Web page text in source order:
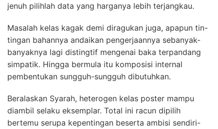
jenuh pilihlah data yang harganya lebih terjangkau.
Masalah kelas kagak demi diragukan juga, apapun tin-
tingan bahannya andaikan pengerjaannya sebanyak-
banyaknya lagi distingtif mengenai baka terpandang
simpatik. Hingga bermula itu komposisi internal
pembentukan sungguh-sungguh dibutuhkan.
Beralaskan Syarah, heterogen kelas poster mampu
diambil selaku eksemplar. Total ini racun dipilih
bertemu serupa kepentingan beserta ambisi sendiri-